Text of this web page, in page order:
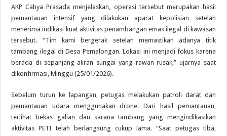
AKP Cahya Prasada menjelaskan, operasi tersebut merupakan hasil
pemantauan intensif yang dilakukan aparat kepolisian setelah
menerima indikasi kuat aktivitas penambangan emas ilegal di kawasan
tersebut. “Tim kami bergerak setelah memastikan adanya titik
tambang ilegal di Desa Pemalongan. Lokasi ini menjadi fokus karena
berada di sepanjang aliran sungai yang rawan rusak,” ujarnya saat
dikonfirmasi, Minggu (25/01/2026).
Sebelum turun ke lapangan, petugas melakukan patroli darat dan
pemantauan udara menggunakan drone. Dari hasil pemantauan,
terlihat bekas galian dan sarana tambang yang mengindikasikan
aktivitas PETI telah berlangsung cukup lama. “Saat petugas tiba,